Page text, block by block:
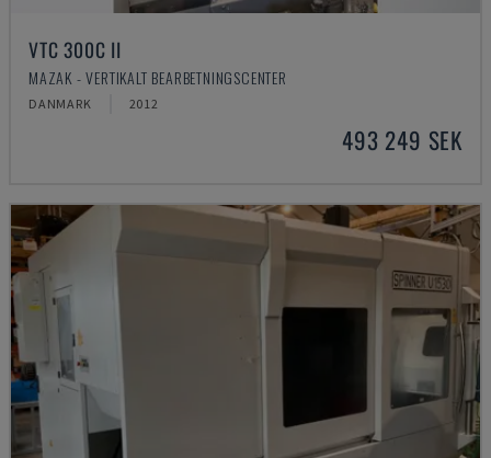
VTC 300C II
MAZAK - VERTIKALT BEARBETNINGSCENTER
DANMARK 2012
493 249 SEK